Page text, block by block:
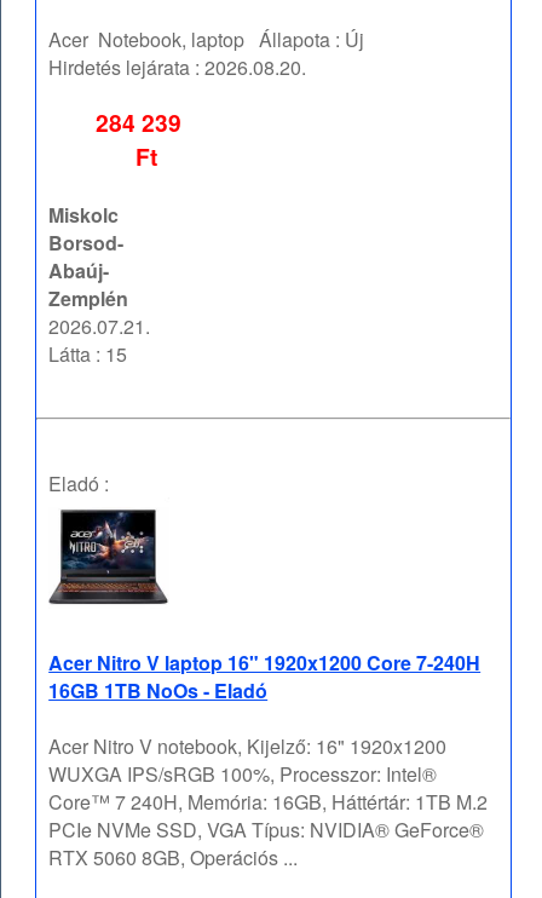
Acer Notebook, laptop Állapota : Új
Hirdetés lejárata :2026.08.20.
284 239
Ft
Miskolc
Borsod-
Abaúj-
Zemplén
2026.07.21.
Látta : 15
Eladó :
Acer Nitro V laptop 16" 1920x1200 Core 7-240H
16GB 1TB NoOs - Eladó
Acer Nitro V notebook, Kijelző: 16" 1920x1200
WUXGA IPS/sRGB 100%, Processzor: Intel®
Core™ 7 240H, Memória: 16GB, Háttértár: 1TB M.2
PCIe NVMe SSD, VGA Típus: NVIDIA® GeForce®
RTX 5060 8GB, Operációs ...